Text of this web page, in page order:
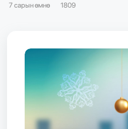
7 сарын өмнө 1809